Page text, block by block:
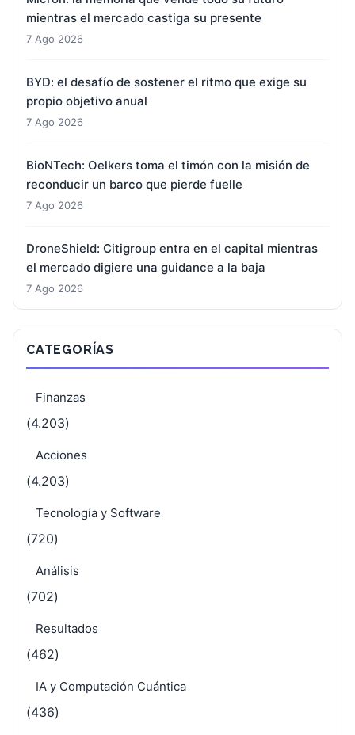
mientras el mercado castiga su presente
7 Ago 2026
BYD: el desafío de sostener el ritmo que exige su
propio objetivo anual
7 Ago 2026
BioNTech: Oelkers toma el timón con la misión de
reconducir un barco que pierde fuelle
7 Ago 2026
DroneShield: Citigroup entra en el capital mientras
el mercado digiere una guidance a la baja
7 Ago 2026
CATEGORÍAS
Finanzas
(4.203)
Acciones
(4.203)
Tecnología y Software
(720)
Análisis
(702)
Resultados
(462)
IA y Computación Cuántica
(436)